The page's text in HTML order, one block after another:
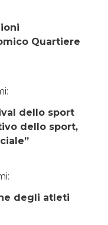
Quartiere
dello sport
dello sport,
degli atleti